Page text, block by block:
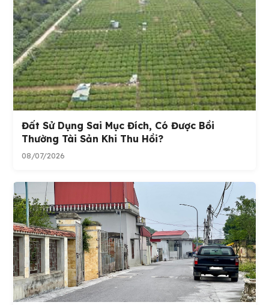
Đất Sử Dụng Sai Mục Đích, Có Được Bồi
Thường Tài Sản Khi Thu Hồi?
08/07/2026